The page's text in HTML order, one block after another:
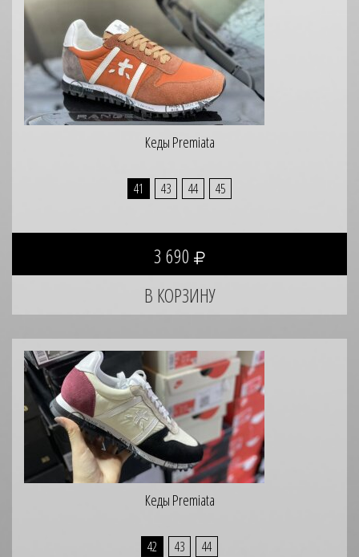
Кеды Premiata
41 43 44 45
3 690
Кеды Premiata
42 43 44